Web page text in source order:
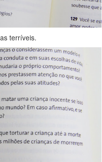
terríveis.